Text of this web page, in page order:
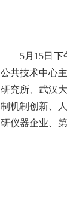
5月15日
公共技术中心
研究所、武汉
制机制创新、
研仪器企业、